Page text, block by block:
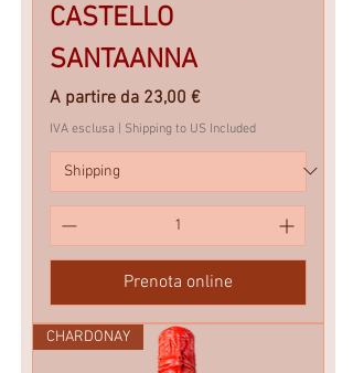
CASTELLO
SANTAANNA
A partire da 23,00 €
Prezzo scontato
IVA esclusa Shipping to US Included
Prenota online
CHARDONAY